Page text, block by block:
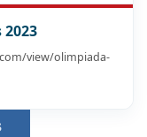
view/olimpiada-